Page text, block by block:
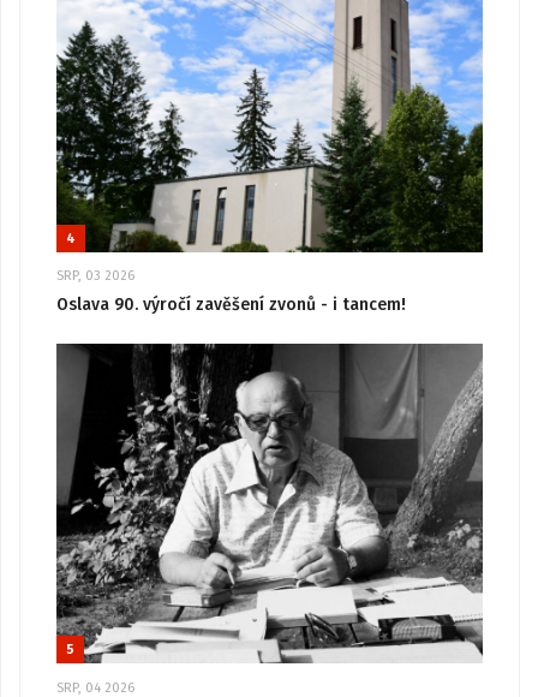
4
SRP, 03 2026
Oslava 90. výročí zavěšení zvonů - i tancem!
5
SRP, 04 2026